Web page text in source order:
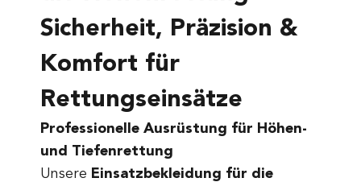
Sicherheit, Präzision &
Komfort für
Rettungseinsätze
Professionelle Ausrüstung für Höhen-
und Tiefenrettung
Unsere Einsatzbekleidung für die